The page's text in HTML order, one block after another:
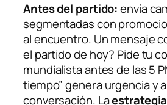
Antes del partido:envía
segmentadas con
al encuentro. Un mensaje
el partido de hoy? Pide tu
mundialista antes de las 5
tiempo” genera urgencia y
conversación. La